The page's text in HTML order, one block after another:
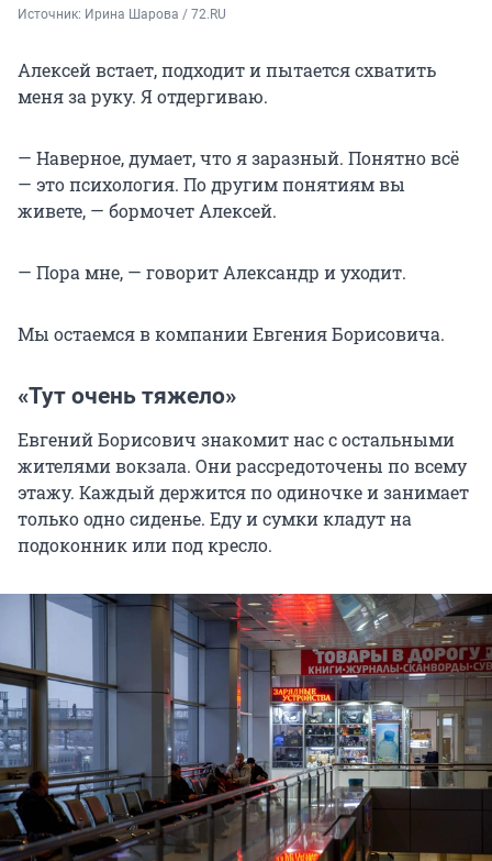
Источник: Ирина Шарова / 72.RU
Алексей встает, подходит и пытается схватить
меня за руку. Я отдергиваю.
— Наверное, думает, что я заразный. Понятно всё
— это психология. По другим понятиям вы
живете, — бормочет Алексей.
— Пора мне, — говорит Александр и уходит.
Мы остаемся в компании Евгения Борисовича.
«Тут очень тяжело»
Евгений Борисович знакомит нас с остальными
жителями вокзала. Они рассредоточены по всему
этажу. Каждый держится по одиночке и занимает
только одно сиденье. Еду и сумки кладут на
подоконник или под кресло.